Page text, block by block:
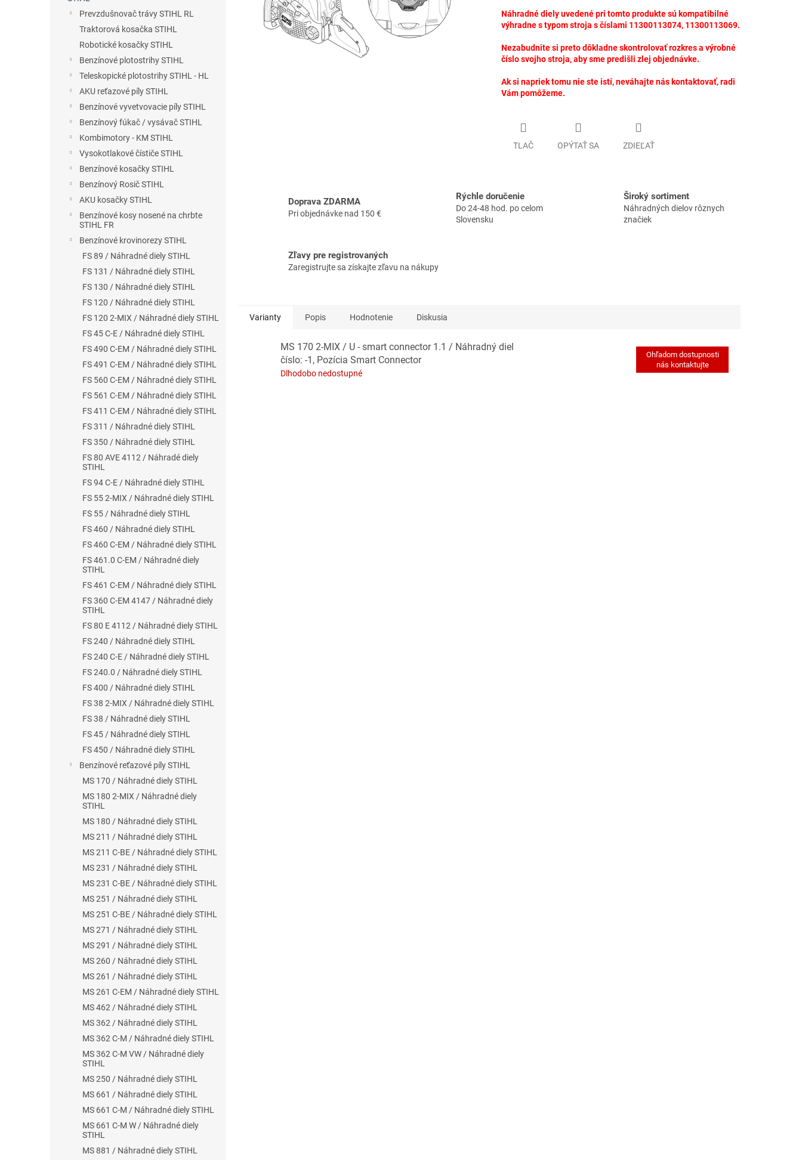
Prevzdušnovač trávy STIHL RL
Traktorová kosačka STIHL
Robotické kosačky STIHL
Benzínové plotostrihy STIHL
Teleskopické plotostrihy STIHL - HL
AKU reťazové píly STIHL
Benzínové vyvetvovacie píly STIHL
Benzínový fúkač / vysávač STIHL
Kombimotory - KM STIHL
Vysokotlakové čístiče STIHL
Benzínové kosačky STIHL
Benzínový Rosič STIHL
AKU kosačky STIHL
Benzínové kosy nosené na chrbte
STIHL FR
Benzínové krovinorezy STIHL
FS 89 / Náhradné diely STIHL
FS 131 / Náhradné diely STIHL
FS 130 / Náhradné diely STIHL
FS 120 / Náhradné diely STIHL
FS 120 2-MIX / Náhradné diely STIHL
FS 45 C-E / Náhradné diely STIHL
FS 490 C-EM / Náhradné diely STIHL
FS 491 C-EM / Náhradné diely STIHL
FS 560 C-EM / Náhradné diely STIHL
FS 561 C-EM / Náhradné diely STIHL
FS 411 C-EM / Náhradné diely STIHL
FS 311 / Náhradné diely STIHL
FS 350 / Náhradné diely STIHL
FS 80 AVE 4112 / Náhradé diely
STIHL
FS 94 C-E / Náhradné diely STIHL
FS 55 2-MIX / Náhradné diely STIHL
FS 55 / Náhradné diely STIHL
FS 460 / Náhradné diely STIHL
FS 460 C-EM / Náhradné diely STIHL
FS 461.0 C-EM / Náhradné diely
STIHL
FS 461 C-EM / Náhradné diely STIHL
FS 360 C-EM 4147 / Náhradné diely
STIHL
FS 80 E 4112 / Náhradné diely STIHL
FS 240 / Náhradné diely STIHL
FS 240 C-E / Náhradné diely STIHL
FS 240.0 / Náhradné diely STIHL
FS 400 / Náhradné diely STIHL
FS 38 2-MIX / Náhradné diely STIHL
FS 38 / Náhradné diely STIHL
FS 45 / Náhradné diely STIHL
FS 450 / Náhradné diely STIHL
Benzínové reťazové píly STIHL
MS 170 / Náhradné diely STIHL
MS 180 2-MIX / Náhradné diely
STIHL
MS 180 / Náhradné diely STIHL
MS 211 / Náhradné diely STIHL
MS 211 C-BE / Náhradné diely STIHL
MS 231 / Náhradné diely STIHL
MS 231 C-BE / Náhradné diely STIHL
MS 251 / Náhradné diely STIHL
MS 251 C-BE / Náhradné diely STIHL
MS 271 / Náhradné diely STIHL
MS 291 / Náhradné diely STIHL
MS 260 / Náhradné diely STIHL
MS 261 / Náhradné diely STIHL
MS 261 C-EM / Náhradné diely STIHL
MS 462 / Náhradné diely STIHL
MS 362 / Náhradné diely STIHL
MS 362 C-M / Náhradné diely STIHL
MS 362 C-M VW / Náhradné diely
STIHL
MS 250 / Náhradné diely STIHL
MS 661 / Náhradné diely STIHL
MS 661 C-M / Náhradné diely STIHL
MS 661 C-M W / Náhradné diely
STIHL
MS 881 / Náhradné diely STIHL
Náhradné diely uvedené pri tomto produkte sú kompatibilné
výhradne s typom stroja s číslami 11300113074, 11300113069.
Nezabudnite si preto dôkladne skontrolovať rozkres a výrobné
číslo svojho stroja, aby sme predišli zlej objednávke.
Ak si napriek tomu nie ste istí, neváhajte nás kontaktovať, radi
Vám pomôžeme.
TLAČ OPÝTAŤ SA ZDIEĽAŤ
Doprava ZDARMA
Pri objednávke nad 150 €
Rýchle doručenie
Do 24-48 hod. po celom
Slovensku
Široký sortiment
Náhradných dielov rôznych
značiek
Zľavy pre registrovaných
Zaregistrujte sa získajte zľavu na nákupy
Varianty Popis Hodnotenie Diskusia
MS 170 2-MIX / U - smart connector 1.1 / Náhradný diel
číslo: -1, Pozícia Smart Connector
Dlhodobo nedostupné